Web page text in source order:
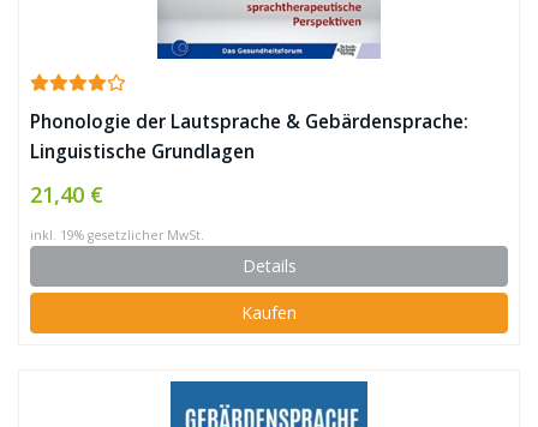
Phonologie der Lautsprache & Gebärdensprache:
Linguistische Grundlagen
21,40 €
inkl. 19% gesetzlicher MwSt.
Details
Kaufen